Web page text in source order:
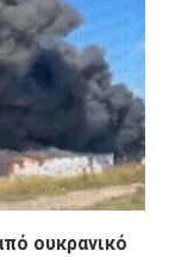
ουκρανικό